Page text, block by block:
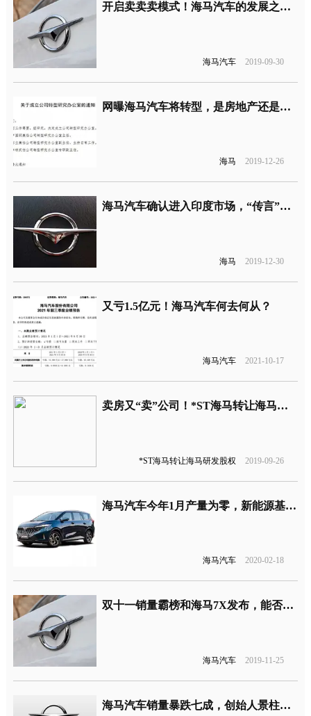
开启卖卖卖模式！海马汽车的发展之路在哪里？
海马汽车 2019-09-30
网曝海马汽车将转型，是房地产还是选择“退出”？
海马 2019-12-26
海马汽车确认进入印度市场，“传言”不攻而破
海马 2019-12-30
又亏1.5亿元！海马汽车何去何从？
海马汽车 2021-10-17
卖房又“卖”公司！*ST海马转让海马研发股权获4.3亿元，有望扭亏为盈并“摘帽”
*ST海马转让海马研发股权 2019-09-26
海马汽车今年1月产量为零，新能源基本“凉凉”
海马汽车 2020-02-18
双十一销量霸榜和海马7X发布，能否挽救危在旦夕的海马
海马汽车 2019-11-25
海马汽车销量暴跌七成，创始人景柱决定重返一线带领员工再次创业